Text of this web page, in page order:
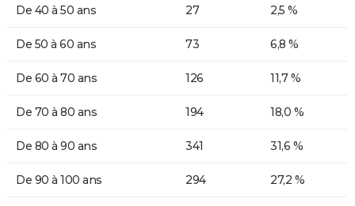
De 40 à 50 ans 27 2,5 %
De 50 à 60 ans 73 6,8 %
De 60 à 70 ans 126 11,7 %
De 70 à 80 ans 194 18,0 %
De 80 à 90 ans 341 31,6 %
De 90 à 100 ans 294 27,2 %